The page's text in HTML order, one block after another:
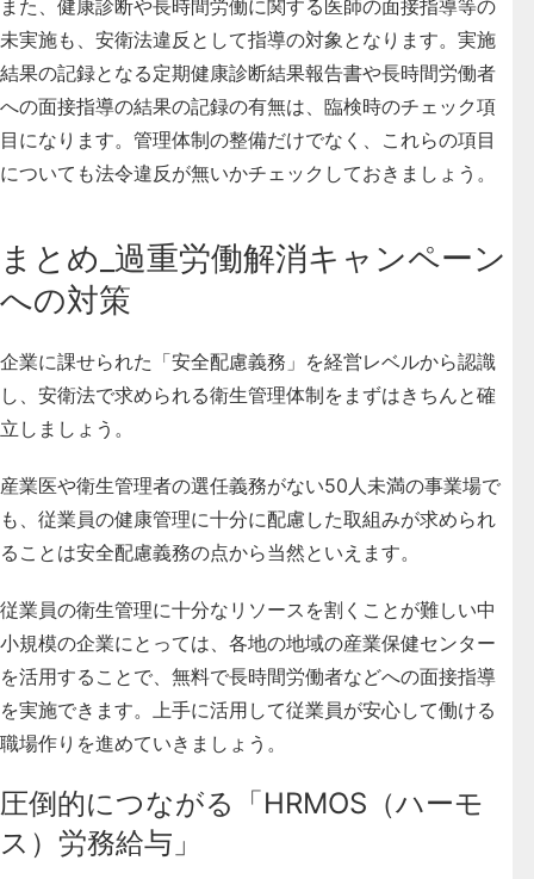
また、健康診断や長時間労働に関する医師の面接指導等の
未実施も、安衛法違反として指導の対象となります。実施
結果の記録となる定期健康診断結果報告書や長時間労働者
への面接指導の結果の記録の有無は、臨検時のチェック項
目になります。管理体制の整備だけでなく、これらの項目
についても法令違反が無いかチェックしておきましょう。
まとめ_過重労働解消キャンペーン
への対策
企業に課せられた「安全配慮義務」を経営レベルから認識
し、安衛法で求められる衛生管理体制をまずはきちんと確
立しましょう。
産業医や衛生管理者の選任義務がない50人未満の事業場で
も、従業員の健康管理に十分に配慮した取組みが求められ
ることは安全配慮義務の点から当然といえます。
従業員の衛生管理に十分なリソースを割くことが難しい中
小規模の企業にとっては、各地の地域の産業保健センター
を活用することで、無料で長時間労働者などへの面接指導
を実施できます。上手に活用して従業員が安心して働ける
職場作りを進めていきましょう。
圧倒的につながる「HRMOS（ハーモ
ス）労務給与」